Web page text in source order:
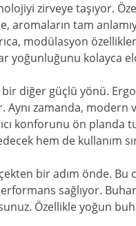
zirveye taşıyor.
aromaların tam
modülasyon
yoğunluğunu kolayca
bir diğer güçlü yönü.
zamanda, modern
konforunu ön planda
hem de kullanım
bir adım önde. Bu
sağlıyor. Buhar
Özellikle yoğun